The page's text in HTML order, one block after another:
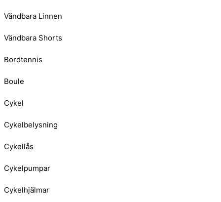
Vändbara Linnen
Vändbara Shorts
Bordtennis
Boule
Cykel
Cykelbelysning
Cykellås
Cykelpumpar
Cykelhjälmar